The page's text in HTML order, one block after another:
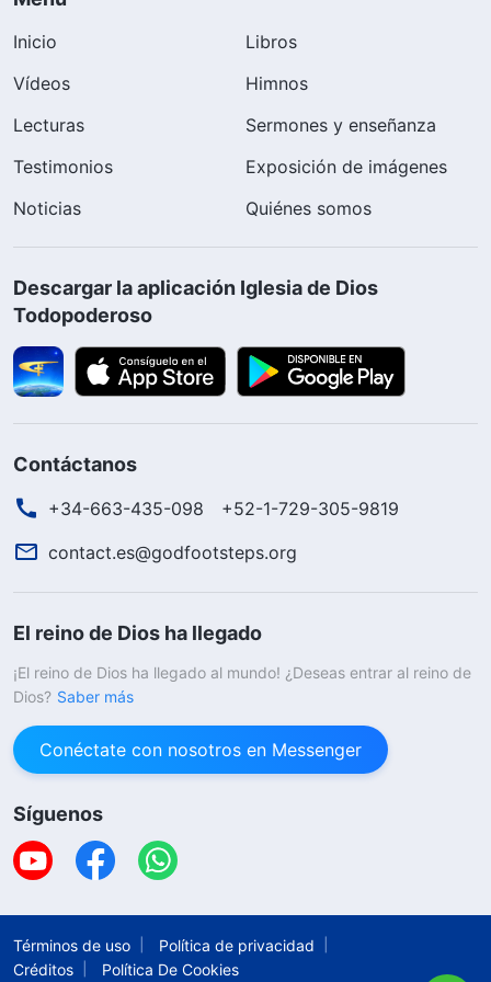
Inicio
Libros
Vídeos
Himnos
Lecturas
Sermones y enseñanza
Testimonios
Exposición de imágenes
Noticias
Quiénes somos
Descargar la aplicación Iglesia de Dios
Todopoderoso
Contáctanos
+34-663-435-098
+52-1-729-305-9819
contact.es@godfootsteps.org
El reino de Dios ha llegado
¡El reino de Dios ha llegado al mundo! ¿Deseas entrar al reino de
Dios? Saber más
Conéctate con nosotros en Messenger
Síguenos
Términos de uso
Política de privacidad
Créditos
Política De Cookies